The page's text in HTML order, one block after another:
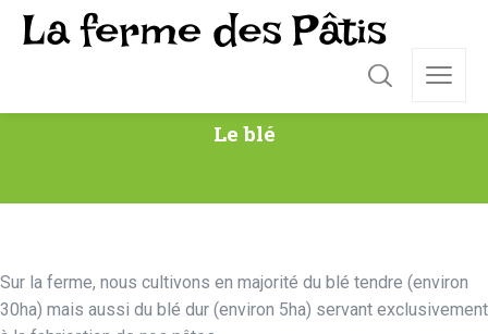
Le blé
Sur la ferme, nous cultivons en majorité du blé tendre (environ
30ha) mais aussi du blé dur (environ 5ha) servant exclusivement